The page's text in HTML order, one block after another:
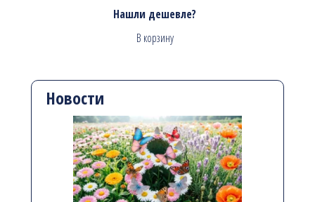
Нашли дешевле?
В корзину
Новости